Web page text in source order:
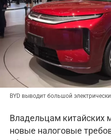
BYD выводит большой
Владельцам китайских
новые налоговые